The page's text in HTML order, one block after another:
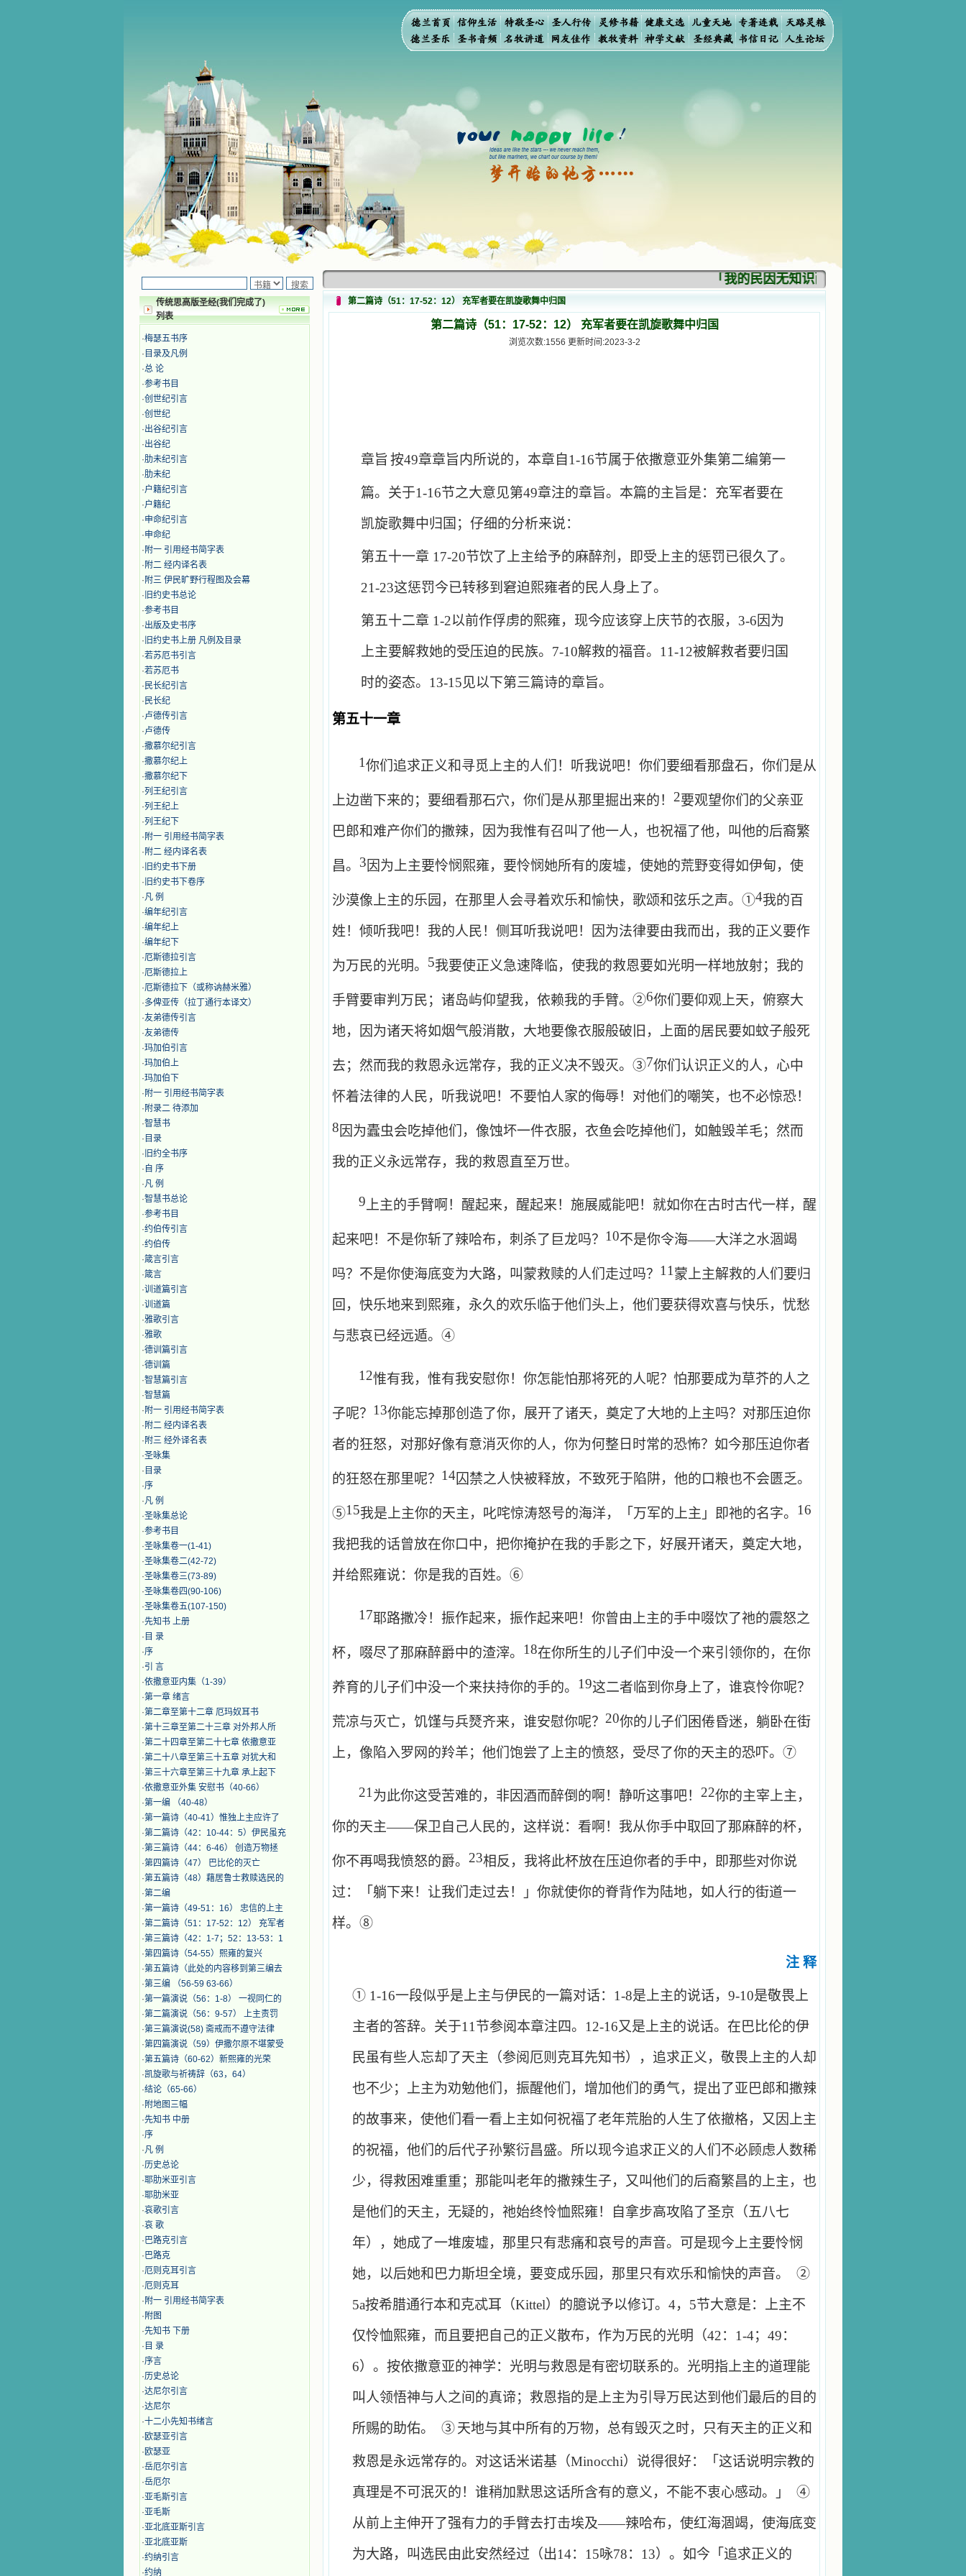
传统思高版圣经(我们完成了)
列表
·梅瑟五书序
· 目录及凡例
·总 论
·参考书目
·创世纪引言
·创世纪
·出谷纪引言
·出谷纪
·肋未纪引言
·肋未纪
·户籍纪引言
·户籍纪
·申命纪引言
·申命纪
· 附一 引用经书简字表
· 附二 经内译名表
· 附三 伊民旷野行程图及会幕
· 旧约史书总论
·参考书目
·出版及史书序
· 旧约史书上册 凡例及目录
·若苏厄书引言
·若苏厄书
· 民长纪引言
· 民长纪
·卢德传引言
·卢德传
·撒慕尔纪引言
·撒慕尔纪上
·撒慕尔纪下
·列王纪引言
·列王纪上
·列王纪下
· 附一 引用经书简字表
· 附二 经内译名表
· 旧约史书下册
· 旧约史书下卷序
·凡 例
·编年纪引言
·编年纪上
·编年纪下
·厄斯德拉引言
·厄斯德拉上
·厄斯德拉下（或称讷赫米雅）
·多俾亚传（拉丁通行本译文）
·友弟德传引言
·友弟德传
·玛加伯引言
·玛加伯上
·玛加伯下
· 附一 引用经书简字表
· 附录二 待添加
·智慧书
· 目录
· 旧约全书序
· 自 序
·凡 例
·智慧书总论
·参考书目
·约伯传引言
·约伯传
·箴言引言
·箴言
·训道篇引言
·训道篇
·雅歌引言
·雅歌
·德训篇引言
·德训篇
·智慧篇引言
·智慧篇
· 附一 引用经书简字表
· 附二 经内译名表
· 附三 经外译名表
·圣咏集
· 目录
·序
·凡 例
·圣咏集总论
·参考书目
·圣咏集卷一(1-41)
·圣咏集卷二(42-72)
·圣咏集卷三(73-89)
·圣咏集卷四(90-106)
·圣咏集卷五(107-150)
·先知书 上册
· 目 录
·序
·引 言
·​依撒意亚内集（1-39）
·第一章 绪言
·第二章至第十二章 厄玛奴耳书
·第十三章至第二十三章 对外邦人所
·第二十四章至第二十七章 依撒意亚
·第二十八章至第三十五章 对犹大和
·第三十六章至第三十九章 承上起下
·依撒意亚外集 安慰书（40-66）
·第一编 （40-48）
·第一篇诗（40-41）惟独上主应许了
·第二篇诗（42：10-44：5）伊民虽充
·第三篇诗（44：6-46） 创造万物拯
·第四篇诗（47） 巴比伦的灭亡
·第五篇诗（48）藉居鲁士救赎选民的
·第二编
·第一篇诗（49-51：16） 忠信的上主
·第二篇诗（51：17-52：12） 充军者
·第三篇诗（42：1-7；52：13-53：1
·第四篇诗（54-55）熙雍的复兴
·第五篇诗（此处的内容移到第三编去
·第三编 （56-59 63-66）
·第一篇演说（56：1-8） 一视同仁的
·第二篇演说（56：9-57） 上主责罚
·第三篇演说(58) 斋戒而不遵守法律
·第四篇演说（59）伊撒尔原不堪蒙受
·第五篇诗（60-62）新熙雍的光荣
·凯旋歌与祈祷辞（63，64）
·结论（65-66）
· 附地图三幅
·先知书 中册
·序
·凡 例
·历史总论
·耶肋米亚引言
·耶肋米亚
·哀歌引言
·哀 歌
·巴路克引言
·巴路克
·厄则克耳引言
·厄则克耳
· 附一 引用经书简字表
· 附图
·先知书 下册
· 目 录
·序言
·历史总论
·达尼尔引言
·达尼尔
·十二小先知书绪言
·欧瑟亚引言
·欧瑟亚
·岳厄尔引言
·岳厄尔
·亚毛斯引言
·亚毛斯
·亚北底亚斯引言
·亚北底亚斯
·约纳引言
·约纳
「我的民因无知识而灭亡。你弃掉知识，我也
第二篇诗（51：17-52：12） 充军者要在凯旋歌舞中归国
第二篇诗（51：17-52：12） 充军者要在凯旋歌舞中归国
浏览次数:1556 更新时间:2023-3-2
章旨 按49章章旨内所说的，本章自 1-16节属于依撒意亚外集第二编第一
篇。关于1-16节之大意见第49章注的章旨。本篇的主旨是：充军者要在
凯旋歌舞中归国；仔细的分析来说：
第五十一章 17-20节饮了上主给予的麻醉剂，即受上主的惩罚已很久了。
21-23这惩罚今已转移到窘迫熙雍者的民人身上了。
第五十二章 1-2以前作俘虏的熙雍，现今应该穿上庆节的衣服， 3-6 因为
上主要解救她的受压迫的民族。 7-10解救的福音。 11-12被解救者要归国
时的姿态。 13-15见以下第三篇诗的章旨。
第五十一章
1你们追求正义和寻觅上主的人们！听我说吧！你们要细看那盘石，你们是从
上边凿下来的；要细看那石穴，你们是从那里掘出来的！ 2要观望你们的父亲亚
巴郎和难产你们的撒辣，因为我惟有召叫了他一人，也祝福了他，叫他的后裔繁
昌。 3 因为上主要怜悯熙雍，要怜悯她所有的废墟，使她的荒野变得如伊甸，使
沙漠像上主的乐园，在那里人会寻着欢乐和愉快，歌颂和弦乐之声。①4我的百
姓！倾听我吧！我的人民！侧耳听我说吧！因为法律要由我而出，我的正义要作
为万民的光明。 5我要使正义急速降临，使我的救恩要如光明一样地放射；我的
手臂要审判万民；诸岛屿仰望我，依赖我的手臂。②6你们要仰观上天，俯察大
地，因为诸天将如烟气般消散，大地要像衣服般破旧，上面的居民要如蚊子般死
去；然而我的救恩永远常存，我的正义决不毁灭。③7你们认识正义的人，心中
怀着法律的人民，听我说吧！不要怕人家的侮辱！对他们的嘲笑，也不必惊恐！
8 因为蠹虫会吃掉他们，像蚀坏一件衣服，衣鱼会吃掉他们，如触毁羊毛；然而
我的正义永远常存，我的救恩直至万世。
9 上主的手臂啊！醒起来，醒起来！施展威能吧！就如你在古时古代一样，醒
起来吧！不是你斩了辣哈布，刺杀了巨龙吗？ 10不是你令海——大洋之水涸竭
吗？不是你使海底变为大路，叫蒙救赎的人们走过吗？ 11 蒙上主解救的人们要归
回，快乐地来到熙雍，永久的欢乐临于他们头上，他们要获得欢喜与快乐，忧愁
与悲哀已经远遁。④
12惟有我，惟有我安慰你！你怎能怕那将死的人呢？怕那要成为草芥的人之
子呢？ 13你能忘掉那创造了你，展开了诸天，奠定了大地的上主吗？对那压迫你
者的狂怒，对那好像有意消灭你的人，你为何整日时常的恐怖？如今那压迫你者
的狂怒在那里呢？ 14囚禁之人快被释放，不致死于陷阱，他的口粮也不会匮乏。
⑤15我是上主你的天主，叱咤惊涛怒号的海洋，「万军的上主」即祂的名字。 16
我把我的话曾放在你口中，把你掩护在我的手影之下，好展开诸天，奠定大地，
并给熙雍说：你是我的百姓。⑥
17耶路撒冷！振作起来，振作起来吧！你曾由上主的手中啜饮了祂的震怒之
杯，啜尽了那麻醉爵中的渣滓。 18在你所生的儿子们中没一个来引领你的，在你
养育的儿子们中没一个来扶持你的手的。 19这二者临到你身上了，谁哀怜你呢？
荒凉与灭亡，饥馑与兵燹齐来，谁安慰你呢？ 20你的儿子们困倦昏迷，躺卧在街
上，像陷入罗网的羚羊；他们饱尝了上主的愤怒，受尽了你的天主的恐吓。⑦
21 为此你这受苦难的，非因酒而醉倒的啊！静听这事吧！ 22你的主宰上主，
你的天主——保卫自己人民的，这样说：看啊！我从你手中取回了那麻醉的杯，
你不再喝我愤怒的爵。 23相反，我将此杯放在压迫你者的手中，即那些对你说
过：「躺下来！让我们走过去！」你就使你的脊背作为陆地，如人行的街道一
样。⑧
注 释
① 1-16一段似乎是上主与伊民的一篇对话： 1-8是上主的说话， 9-10是敬畏上
主者的答辞。关于11 节参阅本章注四。 12-16又是上主的说话。在巴比伦的伊
民虽有些人忘却了天主（参阅厄则克耳先知书），追求正义，敬畏上主的人却
也不少；上主为劝勉他们，振醒他们，增加他们的勇气，提出了亚巴郎和撒辣
的故事来，使他们看一看上主如何祝福了老年荒胎的人生了依撤格，又因上主
的祝福，他们的后代子孙繁衍昌盛。所以现今追求正义的人们不必顾虑人数稀
少，得救困难重重；那能叫老年的撒辣生子，又叫他们的后裔繁昌的上主，也
是他们的天主，无疑的，祂始终怜恤熙雍！自拿步高攻陷了圣京（五八七
年），她成了一堆废墟，那里只有悲痛和哀号的声音。可是现今上主要怜悯
她，以后她和巴力斯坦全境，要变成乐园，那里只有欢乐和愉快的声音。 ②
5a按希腊通行本和克忒耳（Kittel）的臆说予以修订。 4， 5节大意是：上主不
仅怜恤熙雍，而且要把自己的正义散布，作为万民的光明（42： 1-4； 49：
6）。按依撒意亚的神学：光明与救恩是有密切联系的。光明指上主的道理能
叫人领悟神与人之间的真谛；救恩指的是上主为引导万民达到他们最后的目的
所赐的助佑。 ③天地与其中所有的万物，总有毁灭之时，只有天主的正义和
救恩是永远常存的。对这话米诺基（Minocchi）说得很好：「这话说明宗教的
真理是不可泯灭的！谁稍加默思这话所含有的意义，不能不衷心感动。」 ④
从前上主伸开了强有力的手臂去打击埃及——辣哈布，使红海涸竭，使海底变
为大路，叫选民由此安然经过（出14： 15咏78： 13）。如今「追求正义的